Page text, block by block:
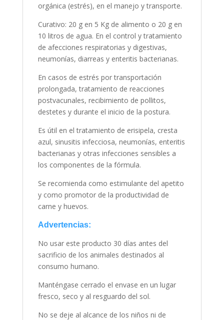
orgánica (estrés), en el manejo y transporte.
Curativo: 20 g en 5 Kg de alimento o 20 g en
10 litros de agua. En el control y tratamiento
de afecciones respiratorias y digestivas,
neumonías, diarreas y enteritis bacterianas.
En casos de estrés por transportación
prolongada, tratamiento de reacciones
postvacunales, recibimiento de pollitos,
destetes y durante el inicio de la postura.
Es útil en el tratamiento de erisipela, cresta
azul, sinusitis infecciosa, neumonías, enteritis
bacterianas y otras infecciones sensibles a
los componentes de la fórmula.
Se recomienda como estimulante del apetito
y como promotor de la productividad de
carne y huevos.
Advertencias:
No usar este producto 30 días antes del
sacrificio de los animales destinados al
consumo humano.
Manténgase cerrado el envase en un lugar
fresco, seco y al resguardo del sol.
No se deje al alcance de los niños ni de